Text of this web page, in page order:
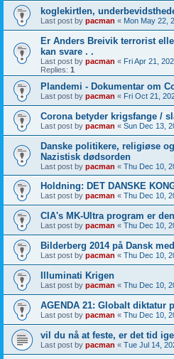
koglekirtlen,
Last post by pacman « Mon May 22,
Er Anders Breivik terrorist
kan svare . .
Last post by pacman « Fri Apr 21,
Replies: 1
Plandemi - Dokumentar om
Last post by pacman « Fri Oct 21,
Corona betyder krigsfange /
Last post by pacman « Sun Dec 13,
Danske politikere, religiøse
Nazistisk dødsorden
Last post by pacman « Thu Dec 10,
Holdning: DET DANSKE
Last post by pacman « Thu Dec 10,
CIA's MK-Ultra program er
Last post by pacman « Thu Dec 10,
Bilderberg 2014 på Dansk
Last post by pacman « Thu Dec 10,
Illuminati Krigen
Last post by pacman « Thu Dec 10,
AGENDA 21: Globalt diktatur
Last post by pacman « Thu Dec 10,
vil du nå at feste, er det tid
Last post by pacman « Tue Jul 14,